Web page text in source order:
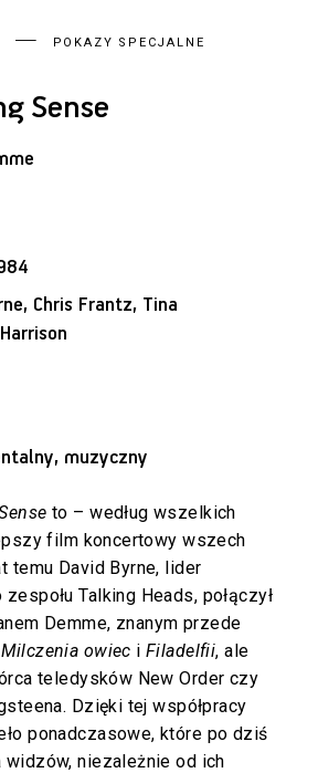
POKAZY SPECJALNE
Sense
Chris Frantz, Tina
muzyczny
to – według wszelkich
film koncertowy wszech
temu David Byrne, lider
Talking Heads, połączył
Demme, znanym przede
Milczenia owiec iFiladelfii, ale
teledysków New Order czy
Dzięki tej współpracy
ponadczasowe, które po dziś
niezależnie od ich